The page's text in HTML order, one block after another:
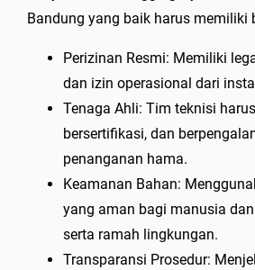
Bandung yang baik harus memiliki
Perizinan Resmi: Memiliki
dan izin operasional dari
Tenaga Ahli: Tim teknisi
bersertifikasi, dan
penanganan hama.
Keamanan Bahan:
yang aman bagi manusia
serta ramah lingkungan.
Transparansi Prosedur: